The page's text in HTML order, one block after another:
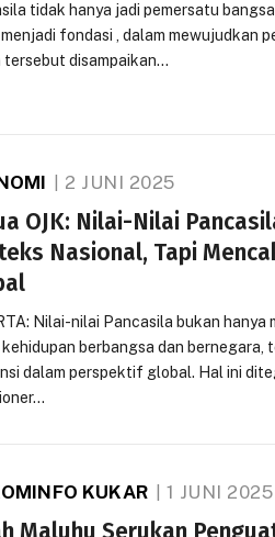
tidak hanya jadi pemersatu
fondasi , dalam mewujudkan
tersebut disampaikan…
2 JUNI 2025
OJK: Nilai-Nilai
Nasional, Tapi
Nilai-nilai Pancasila bukan hanya
berbangsa dan bernegara,
dalam perspektif global. Hal ini
KUKAR 1 JUNI 2025